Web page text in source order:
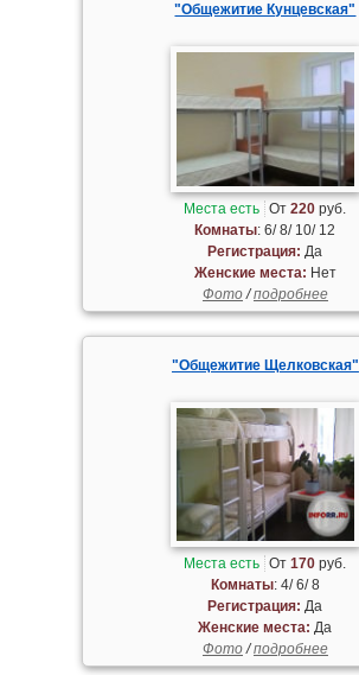
"Общежитие Кунцевская"
Места есть От220 руб.
Комнаты: 6/ 8/ 10/ 12
Регистрация: Да
Женские места: Нет
Фото/подробнее
"Общежитие Щелковская"
Места есть От170 руб.
Комнаты: 4/ 6/ 8
Регистрация: Да
Женские места: Да
Фото/подробнее